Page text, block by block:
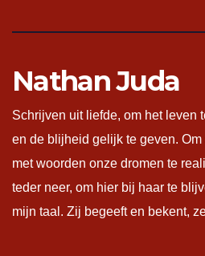
Nathan Juda
Schrijven uit liefde, om het leven
en de blijheid gelijk te geven.
met woorden onze dromen te
teder neer, om hier bij haar te
mijn taal. Zij begeeft en bekent,